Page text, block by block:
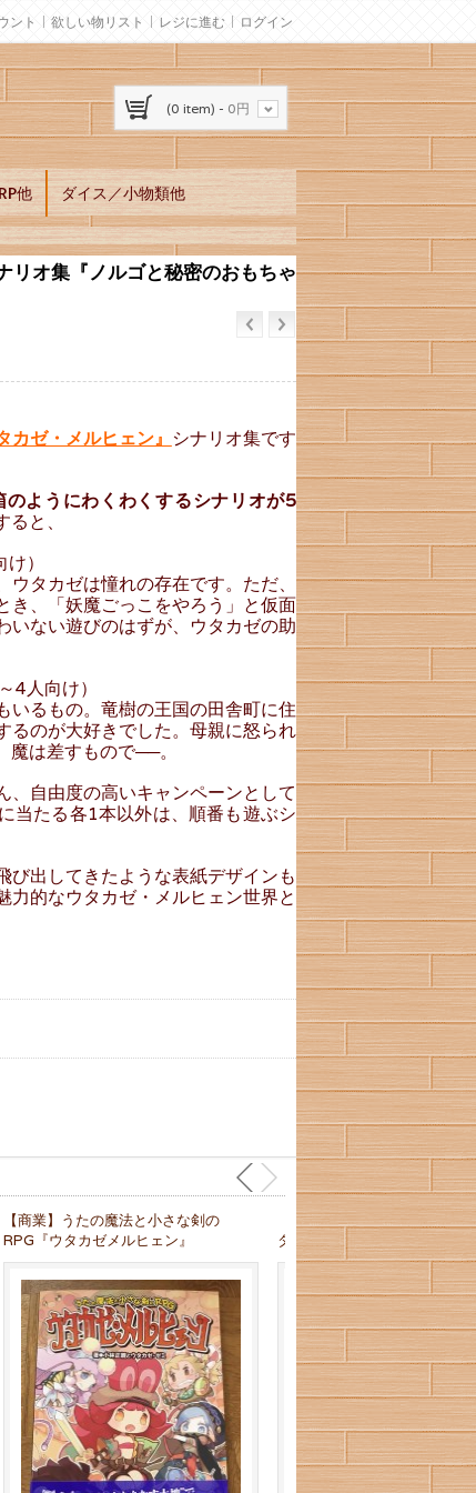
ント 欲しい物リスト レジに進む ログイン
(0 item) - 0円
他 ダイス／小物類他
リオ集『ノルゴと秘密のおもちゃ
カゼ・メルヒェン』 シナリオ集です
ようにわくわくするシナリオが5
と、
）
タカゼは憧れの存在です。ただ、
き、「妖魔ごっこをやろう」と仮面
いない遊びのはずが、ウタカゼの助
4人向け）
いるもの。竜樹の王国の田舎町に住
るのが大好きでした。母親に怒られ
は差すもので──。
、自由度の高いキャンペーンとして
当たる各1本以外は、順番も遊ぶシ
び出してきたような表紙デザインも
的なウタカゼ・メルヒェン世界と
【商業】うたの魔法と小さな剣の
RPG『ウタカゼメルヒェン』
【C93新刊】ウタカゼシナリ
タカゼと西の魔女』